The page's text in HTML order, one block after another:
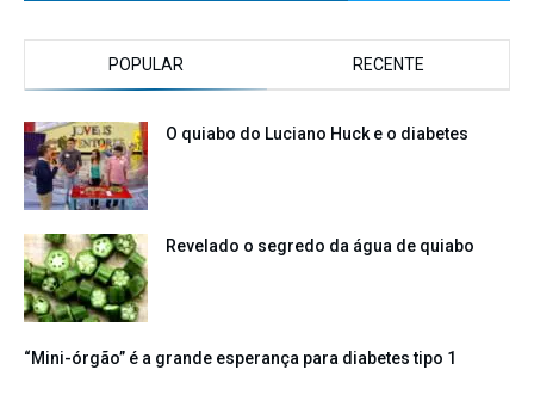
POPULAR RECENTE
O quiabo do Luciano Huck e o diabetes
Revelado o segredo da água de quiabo
“Mini-órgão” é a grande esperança para diabetes tipo 1